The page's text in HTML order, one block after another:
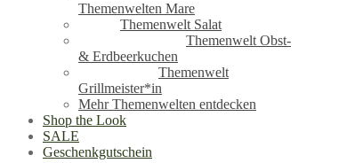
Themenwelten Mare
Themenwelt Salat
Themenwelt Obst-
& Erdbeerkuchen
Themenwelt
Grillmeister*in
Mehr Themenwelten entdecken
Shop the Look
SALE
Geschenkgutschein